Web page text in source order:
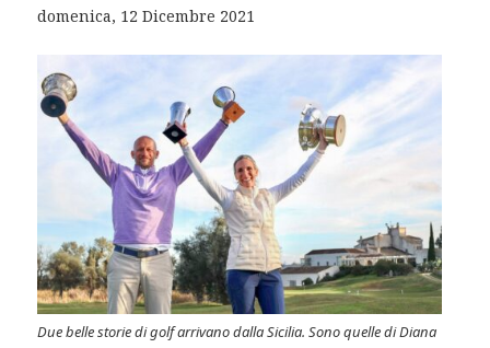
domenica, 12 Dicembre 2021
Due belle storie di golf arrivano dalla Sicilia. Sono quelle di Diana